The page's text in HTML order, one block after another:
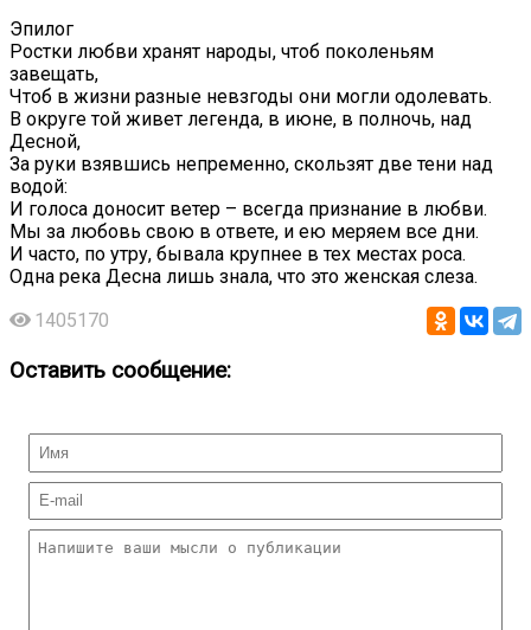
Эпилог
Ростки любви хранят народы, чтоб поколеньям
завещать,
Чтоб в жизни разные невзгоды они могли одолевать.
В округе той живет легенда, в июне, в полночь, над
Десной,
За руки взявшись непременно, скользят две тени над
водой:
И голоса доносит ветер – всегда признание в любви.
Мы за любовь свою в ответе, и ею меряем все дни.
И часто, по утру, бывала крупнее в тех местах роса.
Одна река Десна лишь знала, что это женская слеза.
1405170
Оставить сообщение: